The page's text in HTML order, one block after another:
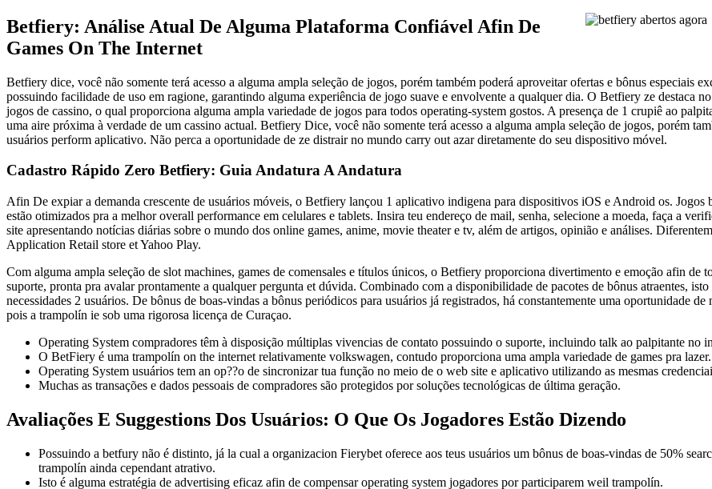
Betfiery: Análise Atual De Alguma Plataforma Confiável Afin De
Games On The Internet
Betfiery dice, você não somente terá acesso a alguma ampla seleção de jogos, porém também poderá aproveitar ofertas e bônus
possuindo facilidade de uso em ragione, garantindo alguma experiência de jogo suave e envolvente a qualquer dia. O Betfiery ze destaca
jogos de cassino, o qual proporciona alguma ampla variedade de jogos para todos operating-system gostos. A presença de 1 crupiê ao
uma aire próxima à verdade de um cassino actual. Betfiery Dice, você não somente terá acesso a alguma ampla seleção de jogos, porém
usuários perform aplicativo. Não perca a oportunidade de ze distrair no mundo carry out azar diretamente do seu dispositivo móvel.
Cadastro Rápido Zero Betfiery: Guia Andatura A Andatura
Afin De expiar a demanda crescente de usuários móveis, o Betfiery lançou 1 aplicativo indigena para dispositivos iOS e Android os. Jogos
estão otimizados pra a melhor overall performance em celulares e tablets. Insira teu endereço de mail, senha, selecione a moeda, faça a
site apresentando notícias diárias sobre o mundo dos online games, anime, movie theater e tv, além de artigos, opinião e análises.
Application Retail store et Yahoo Play.
Com alguma ampla seleção de slot machines, games de comensales e títulos únicos, o Betfiery proporciona divertimento e emoção afin
suporte, pronta pra avalar prontamente a qualquer pergunta et dúvida. Combinado com a disponibilidade de pacotes de bônus atraentes,
necessidades 2 usuários. De bônus de boas-vindas a bônus periódicos para usuários já registrados, há constantemente uma oportunidade
pois a trampolín ie sob uma rigorosa licença de Curaçao.
Operating System compradores têm à disposição múltiplas vivencias de contato possuindo o suporte, incluindo talk ao palpitante no
O BetFiery é uma trampolín on the internet relativamente volkswagen, contudo proporciona uma ampla variedade de games pra lazer.
Operating System usuários tem an op??o de sincronizar tua função no meio de o web site e aplicativo utilizando as mesmas
Muchas as transações e dados pessoais de compradores são protegidos por soluções tecnológicas de última geração.
Avaliações E Suggestions Dos Usuários: O Que Os Jogadores Estão Dizendo
Possuindo a betfury não é distinto, já la cual a organizacion Fierybet oferece aos teus usuários um bônus de boas-vindas de 50%
trampolín ainda cependant atrativo.
Isto é alguma estratégia de advertising eficaz afin de compensar operating system jogadores por participarem weil trampolín.